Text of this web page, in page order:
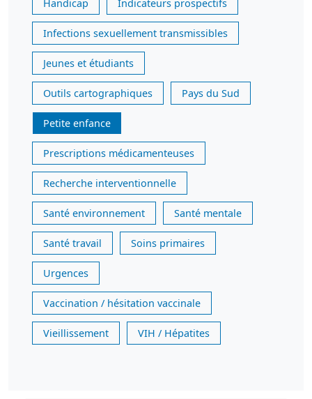
Handicap Indicateurs prospectifs
Infections sexuellement transmissibles
Jeunes et étudiants
Outils cartographiques Pays du Sud
Petite enfance
Prescriptions médicamenteuses
Recherche interventionnelle
Santé environnement Santé mentale
Santé travail Soins primaires
Urgences
Vaccination / hésitation vaccinale
Vieillissement VIH / Hépatites